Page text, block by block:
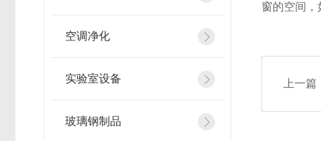
空调净化
实验室设备
玻璃钢制品
窗的空间，
上一篇